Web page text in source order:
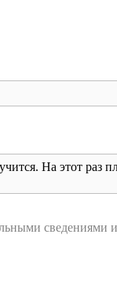
На этот раз
сведениями